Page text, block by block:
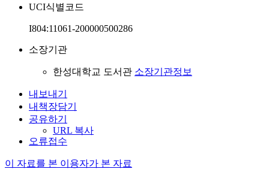
UCI식별코드
I804:11061-200000500286
소장기관
한성대학교 도서관 소장기관정보
내보내기
내책장담기
공유하기
URL 복사
오류접수
이 자료를 본 이용자가 본 자료